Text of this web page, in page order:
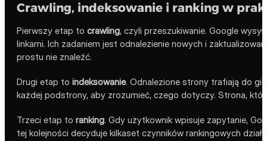
Crawling, indeksowanie i ranking w
Pierwszy etap to crawling, czyli przeszukiwanie. Google
linkami. Ich zadaniem jest odnalezienie nowych i
prostu nie znaleźć.
Drugi etap to indeksowanie. Odnalezione strony trafiają do
każdej podstrony, aby zrozumieć, czego dotyczy. Strona,
Trzeci etap to ranking. Gdy użytkownik wpisuje zapytanie,
tej kolejności decyduje kilkaset czynników rankingowych